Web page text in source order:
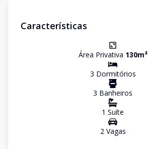
Características
Área Privativa 130m²
3 Dormitórios
3 Banheiros
1 Suíte
2Vagas